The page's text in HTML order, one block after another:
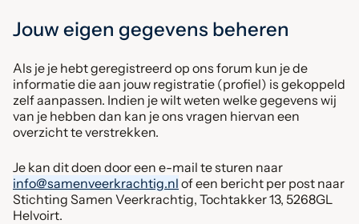
Jouw eigen gegevens beheren
Als je je hebt geregistreerd op ons forum kun je de
informatie die aan jouw registratie (profiel) is gekoppeld
zelf aanpassen. Indien je wilt weten welke gegevens wij
van je hebben dan kan je ons vragen hiervan een
overzicht te verstrekken.
Je kan dit doen door een e-mail te sturen naar
info@samenveerkrachtig.nl of een bericht per post naar
Stichting Samen Veerkrachtig, Tochtakker 13, 5268GL
Helvoirt.